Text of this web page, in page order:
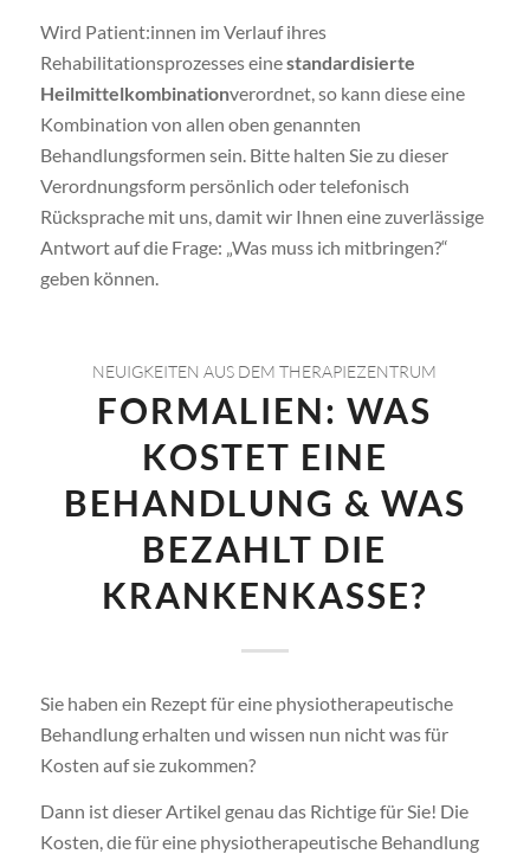
Wird Patient:innen im Verlauf ihres
Rehabilitationsprozesses einestandardisierte
Heilmittelkombinationverordnet, so kann diese eine
Kombination von allen oben genannten
Behandlungsformen sein. Bitte halten Sie zu dieser
Verordnungsform persönlich oder telefonisch
Rücksprache mit uns, damit wir Ihnen eine zuverlässige
Antwort auf die Frage: „Was muss ich mitbringen?“
geben können.
NEUIGKEITEN AUS DEM THERAPIEZENTRUM
FORMALIEN: WAS
KOSTET EINE
BEHANDLUNG & WAS
BEZAHLT DIE
KRANKENKASSE?
Sie haben ein Rezept für eine physiotherapeutische
Behandlung erhalten und wissen nun nicht was für
Kosten auf sie zukommen?
Dann ist dieser Artikel genau das Richtige für Sie! Die
Kosten, die für eine physiotherapeutische Behandlung